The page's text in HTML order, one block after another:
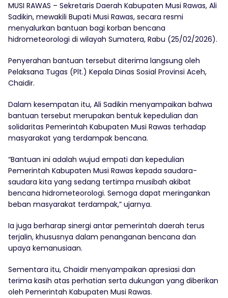
MUSI RAWAS – Sekretaris Daerah Kabupaten Musi Rawas, Ali
Sadikin, mewakili Bupati Musi Rawas, secara resmi
menyalurkan bantuan bagi korban bencana
hidrometeorologi di wilayah Sumatera, Rabu (25/02/2026).
Penyerahan bantuan tersebut diterima langsung oleh
Pelaksana Tugas (Plt.) Kepala Dinas Sosial Provinsi Aceh,
Chaidir.
Dalam kesempatan itu, Ali Sadikin menyampaikan bahwa
bantuan tersebut merupakan bentuk kepedulian dan
solidaritas Pemerintah Kabupaten Musi Rawas terhadap
masyarakat yang terdampak bencana.
“Bantuan ini adalah wujud empati dan kepedulian
Pemerintah Kabupaten Musi Rawas kepada saudara-
saudara kita yang sedang tertimpa musibah akibat
bencana hidrometeorologi. Semoga dapat meringankan
beban masyarakat terdampak,” ujarnya.
Ia juga berharap sinergi antar pemerintah daerah terus
terjalin, khususnya dalam penanganan bencana dan
upaya kemanusiaan.
Sementara itu, Chaidir menyampaikan apresiasi dan
terima kasih atas perhatian serta dukungan yang diberikan
oleh Pemerintah Kabupaten Musi Rawas.